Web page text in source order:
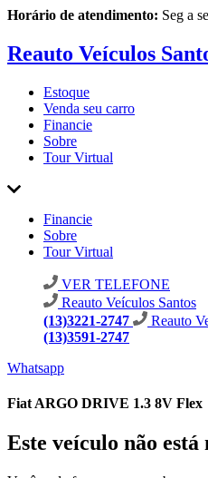
Horário de atendimento: Seg a
Reauto Veículos
Estoque
Venda seu carro
Financie
Sobre
Tour Virtual
Financie
Sobre
Tour Virtual
VER TELEFONE
Reauto Veículos Santos
(13)3221-2747
Reauto
(13)3591-2747
Whatsapp
Fiat ARGO DRIVE 1.3 8V Flex
Este veículo não está